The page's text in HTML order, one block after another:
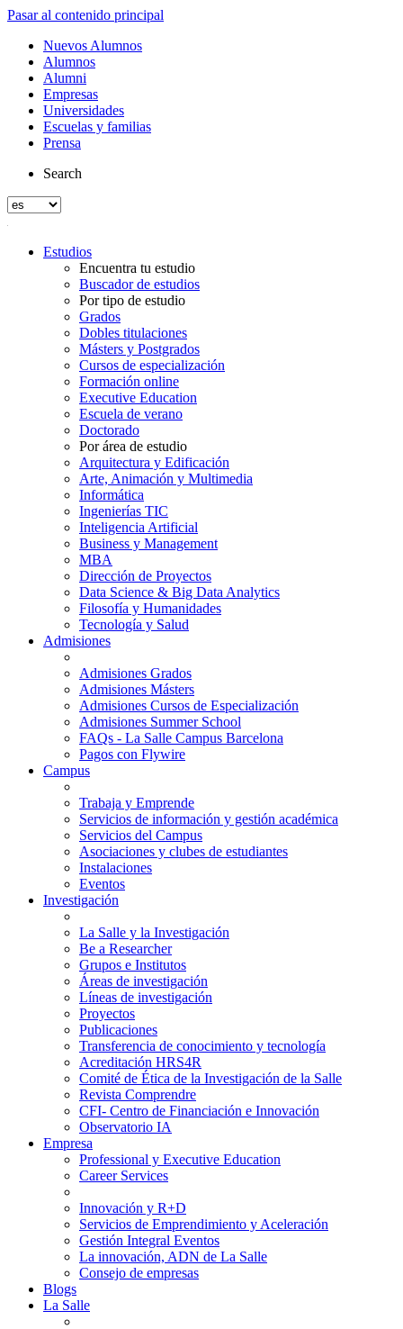
Pasar al contenido principal
Nuevos Alumnos
Alumnos
Alumni
Empresas
Universidades
Escuelas y familias
Prensa
Search
Estudios
Encuentra tu estudio
Buscador de estudios
Por tipo de estudio
Grados
Dobles titulaciones
Másters y Postgrados
Cursos de especialización
Formación online
Executive Education
Escuela de verano
Doctorado
Por área de estudio
Arquitectura y Edificación
Arte, Animación y Multimedia
Informática
Ingenierías TIC
Inteligencia Artificial
Business y Management
MBA
Dirección de Proyectos
Data Science & Big Data Analytics
Filosofía y Humanidades
Tecnología y Salud
Admisiones
Admisiones Grados
Admisiones Másters
Admisiones Cursos de Especialización
Admisiones Summer School
FAQs - La Salle Campus Barcelona
Pagos con Flywire
Campus
Trabaja y Emprende
Servicios de información y gestión académica
Servicios del Campus
Asociaciones y clubes de estudiantes
Instalaciones
Eventos
Investigación
La Salle y la Investigación
Be a Researcher
Grupos e Institutos
Áreas de investigación
Líneas de investigación
Proyectos
Publicaciones
Transferencia de conocimiento y tecnología
Acreditación HRS4R
Comité de Ética de la Investigación de la Salle
Revista Comprendre
CFI- Centro de Financiación e Innovación
Observatorio IA
Empresa
Professional y Executive Education
Career Services
Innovación y R+D
Servicios de Emprendimiento y Aceleración
Gestión Integral Eventos
La innovación, ADN de La Salle
Consejo de empresas
Blogs
La Salle